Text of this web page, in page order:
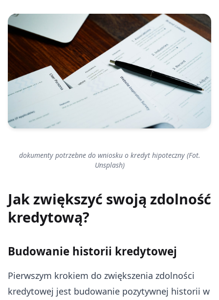
dokumenty potrzebne do wniosku o kredyt hipoteczny (Fot.
Unsplash)
Jak zwiększyć swoją zdolność
kredytową?
Budowanie historii kredytowej
Pierwszym krokiem do zwiększenia zdolności
kredytowej jest budowanie pozytywnej historii w